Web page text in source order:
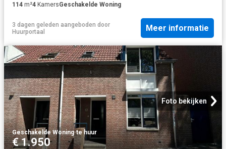
114 m²4 KamersGeschakelde Woning
3 dagen geleden aangeboden door
Huurportaal
Meer informatie
Foto bekijken
Geschakelde Woning·te huur
€ 1.950